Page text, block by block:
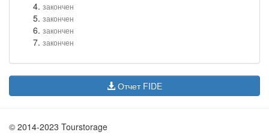
закончен
закончен
закончен
закончен
Отчет FIDE
© 2014-2023 Tourstorage